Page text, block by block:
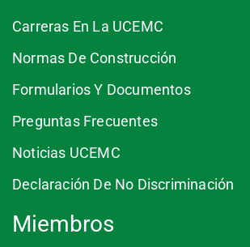
Carreras En La UCEMC
Normas De Construcción
Formularios Y Documentos
Preguntas Frecuentes
Noticias UCEMC
Declaración De No Discriminación
Miembros